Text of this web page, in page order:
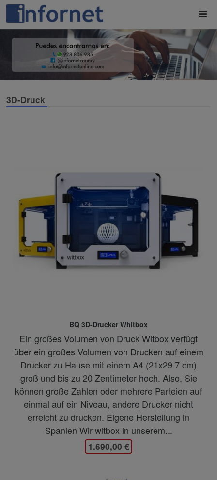
3D-Druck
BQ 3D-Drucker Whitbox
Ein großes Volumen von Druck Witbox verfügt
über ein großes Volumen von Drucken auf einem
Drucker zu Hause mit einem A4 (21x29.7 cm)
groß und bis zu 20 Zentimeter hoch. Also, Sie
können große Zahlen oder mehrere Parteien auf
einmal auf ein Niveau, andere Drucker nicht
erreicht zu drucken. Eigene Herstellung in
Spanien Wir witbox in unserem...
1.690,00 €